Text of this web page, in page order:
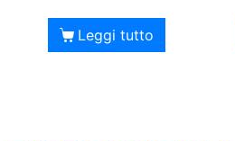
Leggi tutto